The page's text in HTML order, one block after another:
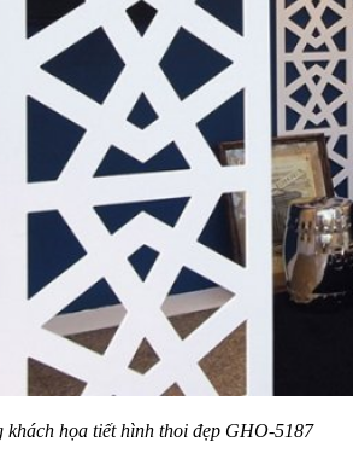
khách họa tiết hình thoi đẹp GHO-5187